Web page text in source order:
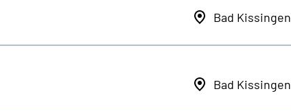
Bad Kissingen
Bad Kissingen